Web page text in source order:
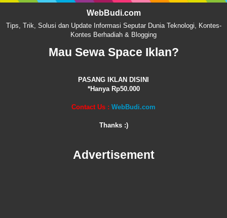
WebBudi.com
Tips, Trik, Solusi dan Update Informasi Seputar Dunia Teknologi, Kontes-
Kontes Berhadiah & Blogging
Mau Sewa Space Iklan?
PASANG IKLAN DISINI
*Hanya Rp50.000
Contact Us : WebBudi.com
Thanks :)
Advertisement